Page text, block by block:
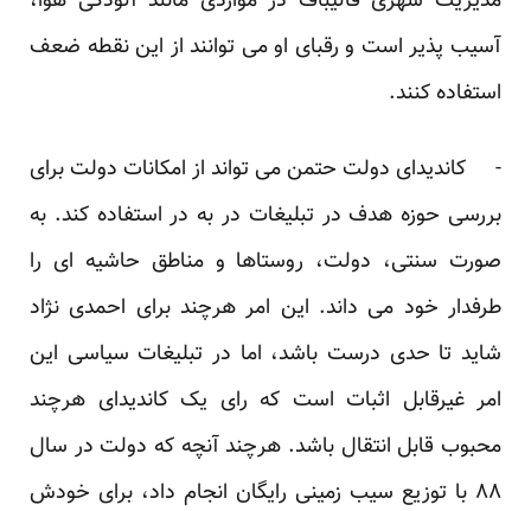
آسیب پذیر است و رقبای او می توانند از این نقطه ضعف
استفاده کنند.
- کاندیدای دولت حتمن می تواند از امکانات دولت برای
بررسی حوزه هدف در تبلیغات در به در استفاده کند. به
صورت سنتی، دولت، روستاها و مناطق حاشیه ای را
طرفدار خود می داند. این امر هرچند برای احمدی نژاد
شاید تا حدی درست باشد، اما در تبلیغات سیاسی این
امر غیرقابل اثبات است که رای یک کاندیدای هرچند
محبوب قابل انتقال باشد. هرچند آنچه که دولت در سال
۸۸ با توزیع سیب زمینی رایگان انجام داد، برای خودش